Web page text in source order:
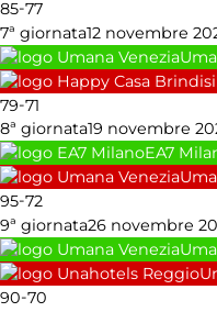
85-77
7ª giornata12 novembre
79-71
8ª giornata19 novembre
EA7
95-72
9ª giornata26 novembre
90-70